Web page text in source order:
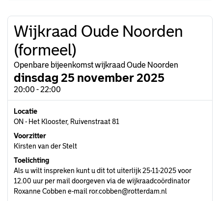
Wijkraad Oude Noorden
(formeel)
Openbare bijeenkomst wijkraad Oude Noorden
dinsdag 25 november 2025
20:00 - 22:00
Locatie
ON - Het Klooster, Ruivenstraat 81
Voorzitter
Kirsten van der Stelt
Toelichting
Als u wilt inspreken kunt u dit tot uiterlijk 25-11-2025 voor
12.00 uur per mail doorgeven via de wijkraadcoördinator
Roxanne Cobben e-mail ror.cobben@rotterdam.nl